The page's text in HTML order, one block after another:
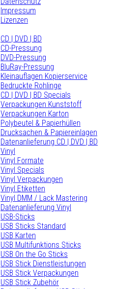
Impressum
Lizenzen
CD | DVD | BD
CD-Pressung
DVD-Pressung
BluRay-Pressung
Kleinauflagen Kopierservice
Bedruckte Rohlinge
CD | DVD | BD Specials
Verpackungen Kunststoff
Verpackungen Karton
Polybeutel & Papierhüllen
Drucksachen & Papiereinlagen
Datenanlieferung CD | DVD | BD
Vinyl
Vinyl Formate
Vinyl Specials
Vinyl Verpackungen
Vinyl Etiketten
Vinyl DMM / Lack Mastering
Datenanlieferung Vinyl
USB-Sticks
USB Sticks Standard
USB Karten
USB Multifunktions Sticks
USB On the Go Sticks
USB Stick Dienstleistungen
USB Stick Verpackungen
USB Stick Zubehör